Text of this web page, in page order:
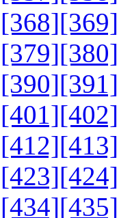
[368][369]
[379][380]
[390][391]
[401][402]
[412][413]
[423][424]
[434][435]